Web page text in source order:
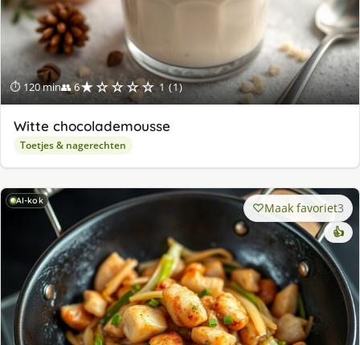
⏱ 120 min👥 6★☆☆☆☆ 1 (1)
Witte chocolademousse
Toetjes & nagerechten
AI-kok Maak favoriet3
👍